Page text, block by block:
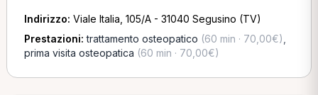
Indirizzo: Viale Italia, 105/A - 31040 Segusino (TV)
Prestazioni:trattamento osteopatico (60 min · 70,00€)
prima visita osteopatica (60 min · 70,00€)